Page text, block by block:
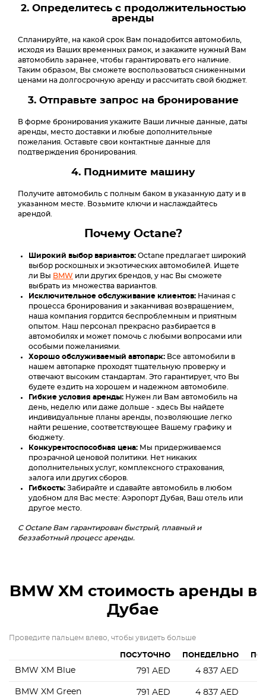
2. Определитесь с продолжительностью
аренды
Спланируйте, на какой срок Вам понадобится автомобиль,
исходя из Ваших временных рамок, и закажите нужный Вам
автомобиль заранее, чтобы гарантировать его наличие.
Таким образом, Вы сможете воспользоваться сниженными
ценами на долгосрочную аренду и рассчитать свой бюджет.
3. Отправьте запрос на бронирование
В форме бронирования укажите Ваши личные данные, даты
аренды, место доставки и любые дополнительные
пожелания. Оставьте свои контактные данные для
подтверждения бронирования.
4. Поднимите машину
Получите автомобиль с полным баком в указанную дату и в
указанном месте. Возьмите ключи и наслаждайтесь
арендой.
Почему Octane?
Широкий выбор вариантов: Octane предлагает широкий
выбор роскошных и экзотических автомобилей. Ищете
ли Вы BMW или других брендов, у нас Вы сможете
выбрать из множества вариантов.
Исключительное обслуживание клиентов: Начиная с
процесса бронирования и заканчивая возвращением,
наша компания гордится беспроблемным и приятным
опытом. Наш персонал прекрасно разбирается в
автомобилях и может помочь с любыми вопросами или
особыми пожеланиями.
Хорошо обслуживаемый автопарк: Все автомобили в
нашем автопарке проходят тщательную проверку и
отвечают высоким стандартам. Это гарантирует, что Вы
будете ездить на хорошем и надежном автомобиле.
Гибкие условия аренды: Нужен ли Вам автомобиль на
день, неделю или даже дольше - здесь Вы найдете
индивидуальные планы аренды, позволяющие легко
найти решение, соответствующее Вашему графику и
бюджету.
Конкурентоспособная цена: Мы придерживаемся
прозрачной ценовой политики. Нет никаких
дополнительных услуг, комплексного страхования,
залога или других сборов.
Гибкость: Забирайте и сдавайте автомобиль в любом
удобном для Вас месте: Аэропорт Дубая, Ваш отель или
другое место.
С Octane Вам гарантирован быстрый, плавный и
беззаботный процесс аренды.
BMW XM стоимость аренды в
Дубае
Проведите пальцем влево, чтобы увидеть больше
ПОСУТОЧНО ПОНЕДЕЛЬНО
BMW XM Blue 791 AED 4 837 AED
BMW XM Green 791 AED 4 837 AED